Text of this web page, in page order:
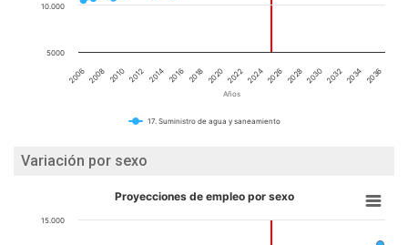
Años
17. Suministro de agua y saneamiento
2006 2008 2010 2012 2014 2016 2018 2020 2022 2024 2026 2028 2030 2032 2034 2036
5000
10.000
Variación por sexo
Proyecciones de empleo por sexo
15.000